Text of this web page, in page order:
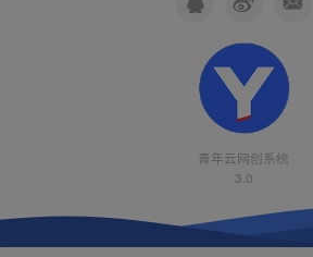
青年云网创系统
3.0